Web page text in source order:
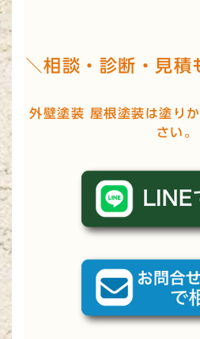
＼相談・診断・見積
外壁塗装 屋根塗装は塗り
さい。